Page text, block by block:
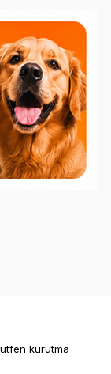
kurutma